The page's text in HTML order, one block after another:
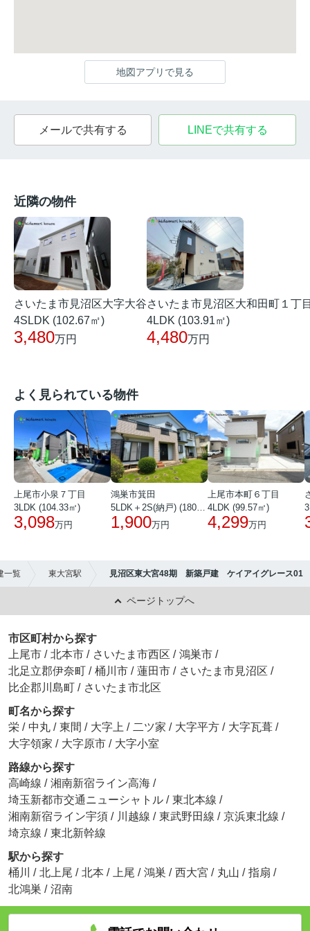
地図アプリで見る
メールで共有する LINEで共有する
近隣の物件
さいたま市見沼区大字大谷
4SLDK (102.67㎡)
3,480万円
さいたま市見沼区大和田町１丁
4LDK (103.91㎡)
4,480万円
よく見られている物件
上尾市小泉７丁目
3LDK (104.33㎡)
3,098万円
鴻巣市箕田
1,900万円
上尾市本町６丁目
4LDK (99.57㎡)
4,299万円
一覧 東大宮駅 見沼区東大宮48期 新築戸建 ケイアイグレース01
ページトップへ
市区町村から探す
上尾市 / 北本市 / さいたま市西区 / 鴻巣市 /
北足立郡伊奈町 / 桶川市 / 蓮田市 / さいたま市見沼区 /
比企郡川島町 / さいたま市北区
町名から探す
栄 / 中丸 / 東間 / 大字上 / 二ツ家 / 大字平方 / 大字瓦葺 /
大字領家 / 大字原市 / 大字小室
路線から探す
高崎線 / 湘南新宿ライン高海 /
埼玉新都市交通ニューシャトル / 東北本線 /
湘南新宿ライン宇須 / 川越線 / 東武野田線 / 京浜東北線 /
埼京線 / 東北新幹線
駅から探す
桶川
/ 北上尾 / 北本 / 上尾 / 鴻巣 / 西大宮 / 丸山 / 指扇 /
北鴻巣 / 沼南